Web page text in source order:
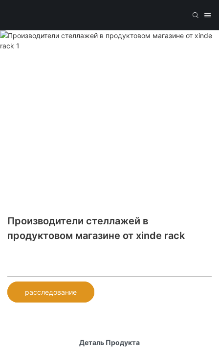
Производители стеллажей в
продуктовом магазине от xinde rack
расследование
Деталь Продукта